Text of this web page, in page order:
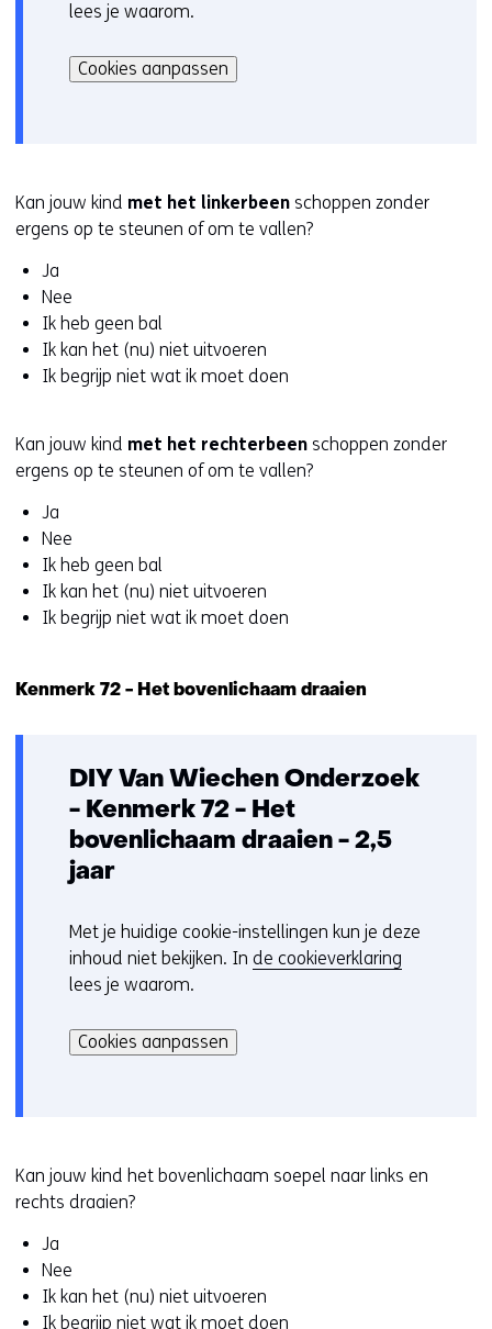
o
i
r
k
r
w
i
j
lees je waarom.
kan
het
op
deze
toegestaan
of
geweigerd.
Cookies aanpassen
Kan jouw kind met het linkerbeen schoppen zonder
ergens op te steunen of om te vallen?
Ja
Nee
Ik heb geen bal
Ik kan het (nu) niet uitvoeren
Ik begrijp niet wat ik moet doen
Kan jouw kind met het rechterbeen schoppen zonder
ergens op te steunen of om te vallen?
Ja
Nee
Ik heb geen bal
Ik kan het (nu) niet uitvoeren
Ik begrijp niet wat ik moet doen
Kenmerk 72 - Het bovenlichaam draaien
DIY Van Wiechen Onderzoek
- Kenmerk 72 - Het
bovenlichaam draaien - 2,5
jaar
C
o
o
i
r
k
r
w
Met je huidige cookie-instellingen kun je deze
inhoud niet bekijken. In de cookieverklaring
lees je waarom.
kan
het
op
deze
toegestaan
of
Cookies aanpassen
Kan jouw kind het bovenlichaam soepel naar links en
rechts draaien?
Ja
Nee
Ik kan het (nu) niet uitvoeren
Ik begrijp niet wat ik moet doen